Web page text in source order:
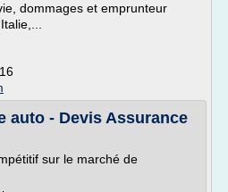
dommages et emprunteur
auto - Devis Assurance
sur le marché de